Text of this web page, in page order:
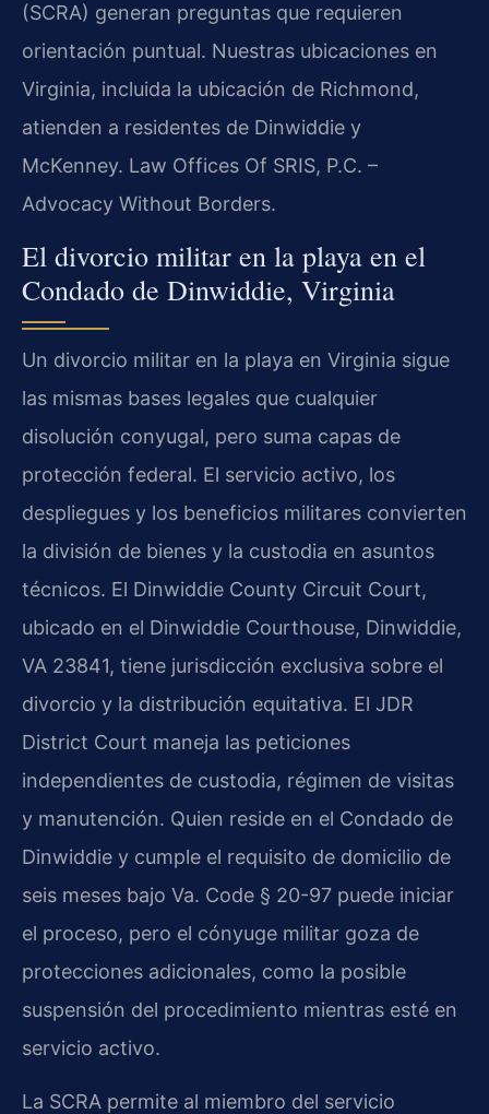
(SCRA) generan preguntas que requieren
orientación puntual. Nuestras ubicaciones en
Virginia, incluida la ubicación de Richmond,
atienden a residentes de Dinwiddie y
McKenney. Law Offices Of SRIS, P.C. –
Advocacy Without Borders.
El divorcio militar en la playa en el
Condado de Dinwiddie, Virginia
Un divorcio militar en la playa en Virginia sigue
las mismas bases legales que cualquier
disolución conyugal, pero suma capas de
protección federal. El servicio activo, los
despliegues y los beneficios militares convierten
la división de bienes y la custodia en asuntos
técnicos. El Dinwiddie County Circuit Court,
ubicado en el Dinwiddie Courthouse, Dinwiddie,
VA 23841, tiene jurisdicción exclusiva sobre el
divorcio y la distribución equitativa. El JDR
District Court maneja las peticiones
independientes de custodia, régimen de visitas
y manutención. Quien reside en el Condado de
Dinwiddie y cumple el requisito de domicilio de
seis meses bajo Va. Code § 20-97 puede iniciar
el proceso, pero el cónyuge militar goza de
protecciones adicionales, como la posible
suspensión del procedimiento mientras esté en
servicio activo.
La SCRA permite al miembro del servicio